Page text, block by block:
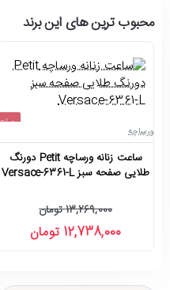
محبوب ترین های این برند
حراج
-4%
ورساچه
ساعت زنانه ورساچه Petit دورنگ
طلایی صفحه سبز Versace-6361-L
12,738,000 تومان
13,269,000 تومان